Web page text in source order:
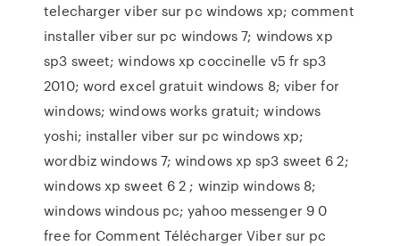
telecharger viber sur pc windows xp; comment
installer viber sur pc windows 7; windows xp
sp3 sweet; windows xp coccinelle v5 fr sp3
2010; word excel gratuit windows 8; viber for
windows; windows works gratuit; windows
yoshi; installer viber sur pc windows xp;
wordbiz windows 7; windows xp sp3 sweet 6 2;
windows xp sweet 6 2 ; winzip windows 8;
windows windous pc; yahoo messenger 9 0
free for Comment Télécharger Viber sur pc